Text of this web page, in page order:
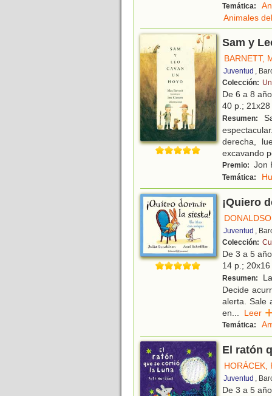
Temática:
Animales
Sam y
BARNETT,
Juventud ,
Colección:
De 6 a 8
40 p.; 21x28
Resumen:
derecha,
excavando
Premio: Jon
Temática:
¡Quiero
Juventud ,
Colección:
De 3 a 5
14 p.;
Resumen:
Decide
alerta. Sale
en...
Temática:
El ratón
HORÁCEK,
Juventud ,
De 3 a 5